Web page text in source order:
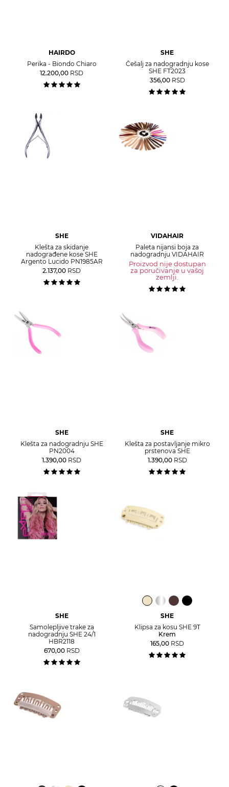
HAIRDO
Perika - Biondo Chiaro
12.200,00 RSD
SHE
Češalj za nadogradnju kose
SHE FT2023
356,00 RSD
SHE
Klešta za skidanje
nadograđene kose SHE
Argento Lucido PN1985AR
2.137,00 RSD
VIDAHAIR
Paleta nijansi boja za
nadogradnju VIDAHAIR
Proizvod nije dostupan
za poručivanje u vašoj
zemlji.
SHE
Klešta za nadogradnju SHE
PN2004
1.390,00 RSD
SHE
Klešta za postavljanje mikro
prstenova SHE
1.390,00 RSD
SHE
Samolepljive trake za
nadogradnju SHE 24/1
HBR2118
670,00 RSD
SHE
Klipsa za kosu SHE 9T
Krem
165,00 RSD